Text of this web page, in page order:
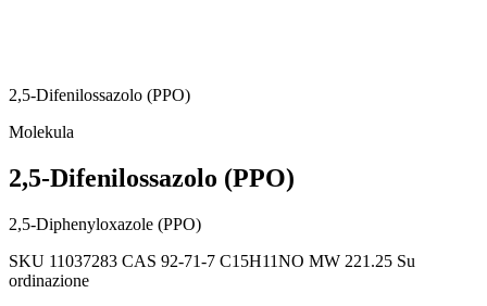
2,5-Difenilossazolo (PPO)
Molekula
2,5-Difenilossazolo (PPO)
2,5-Diphenyloxazole (PPO)
SKU 11037283 CAS 92-71-7 C15H11NO MW 221.25 Su
ordinazione